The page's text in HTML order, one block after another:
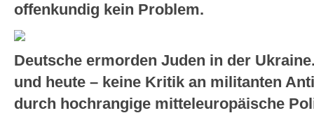
offenkundig kein Problem.
Deutsche ermorden Juden in der
und heute – keine Kritik an militanten
durch hochrangige mitteleuropäische